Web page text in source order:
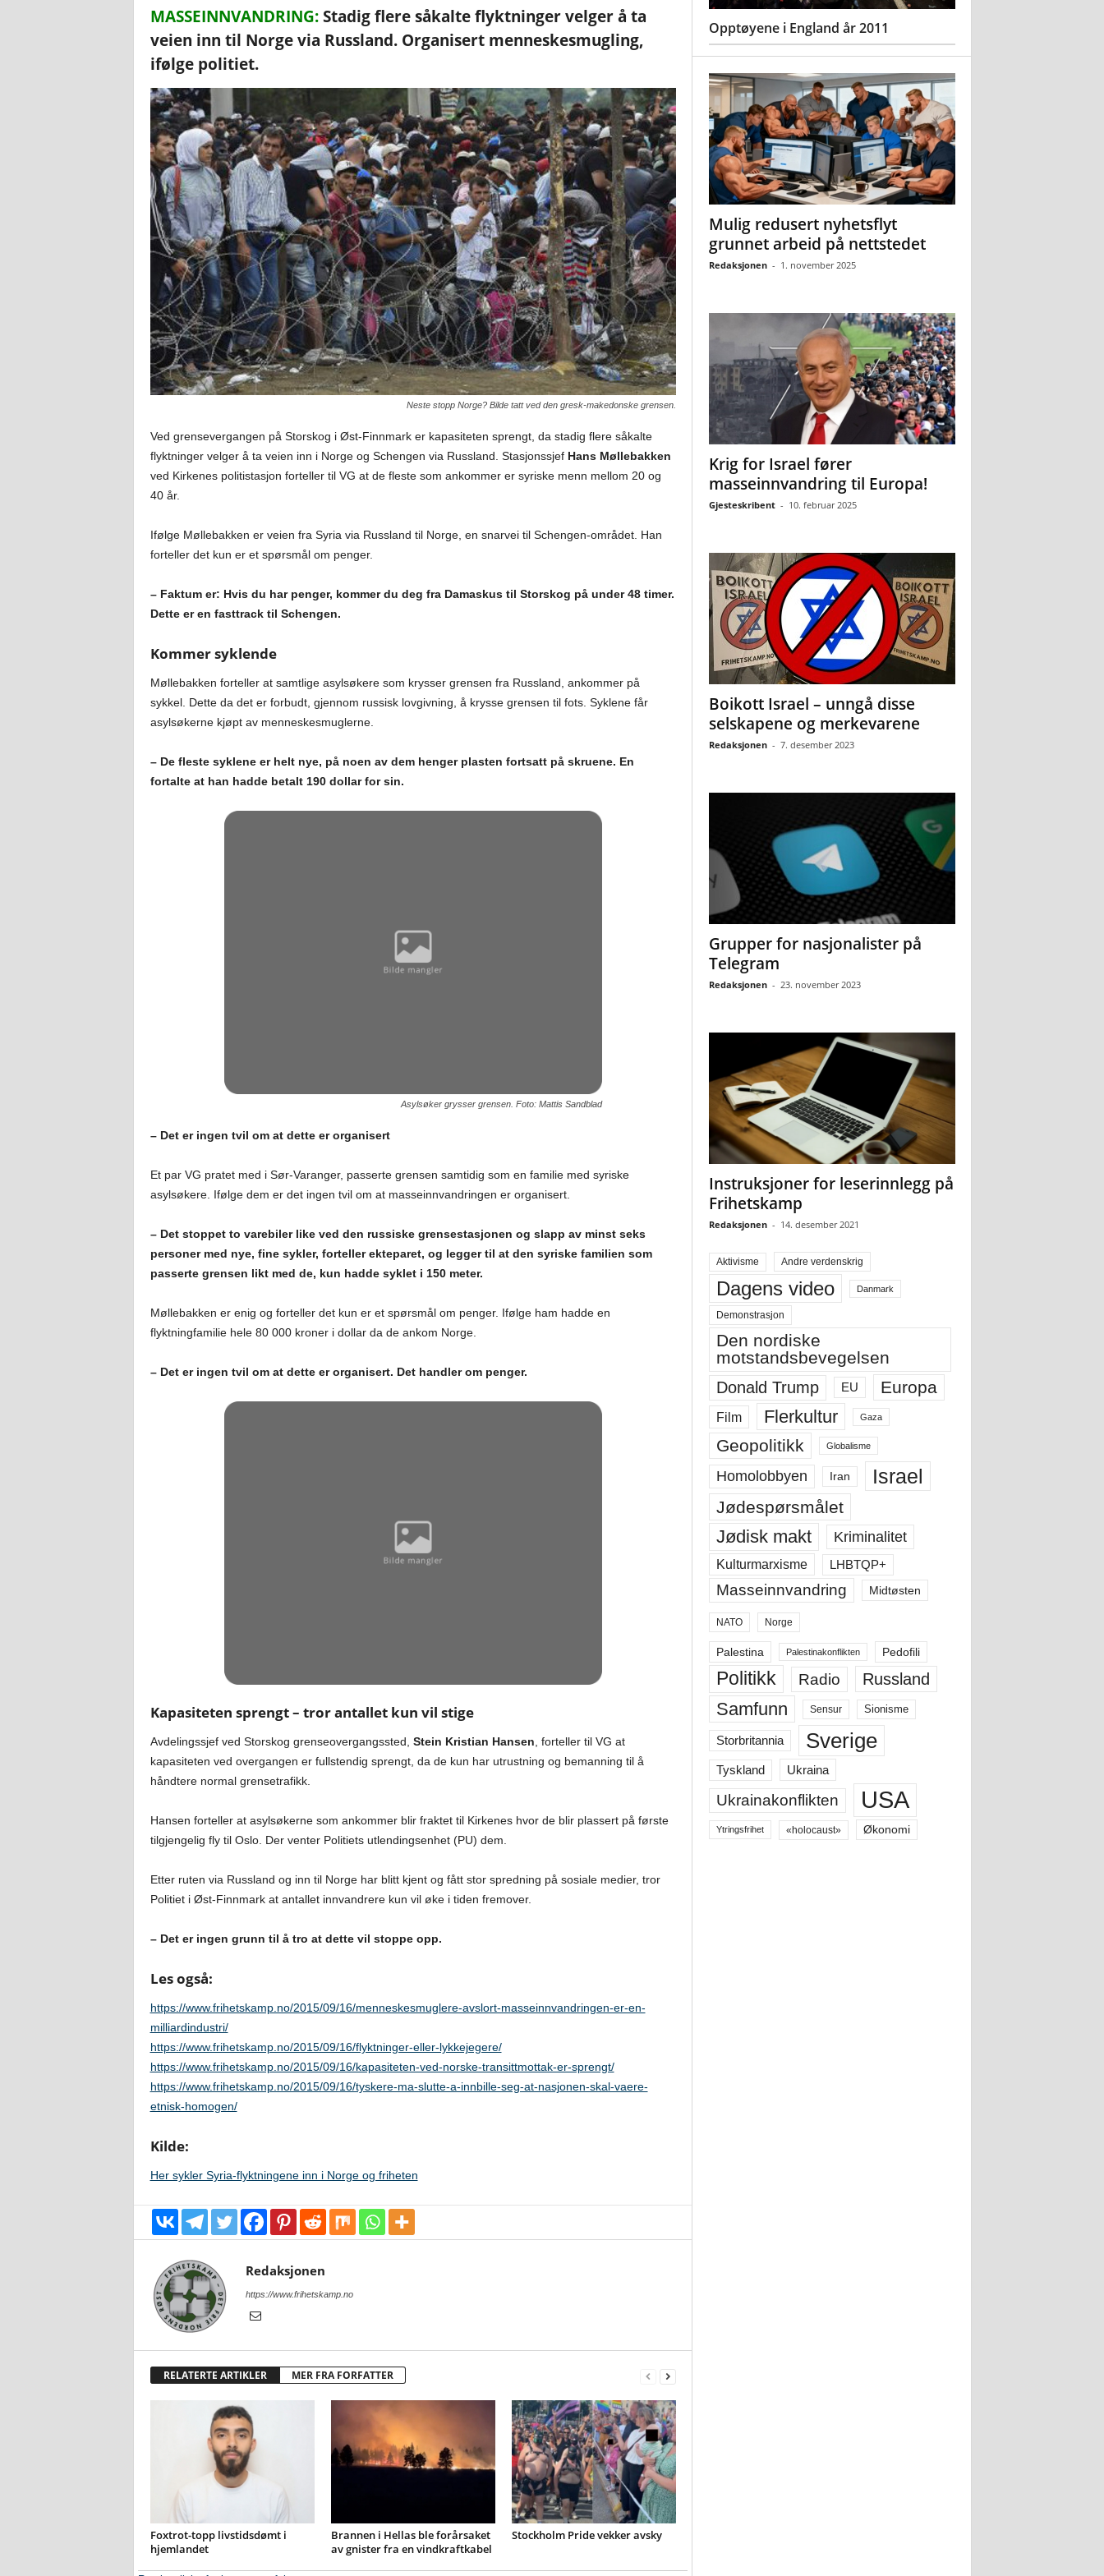
MASSEINNVANDRING:Stadig flere såkalte flyktninger velger å ta
veien inn til Norge via Russland. Organisert menneskesmugling,
ifølge politiet.
Neste stopp Norge? Bilde tatt ved den gresk-makedonske grensen.
Ved grensevergangen på Storskog i Øst-Finnmark er kapasiteten sprengt, da stadig flere såkalte
flyktninger velger å ta veien inn i Norge og Schengen via Russland. Stasjonssjef Hans Møllebakken
ved Kirkenes politistasjon forteller til VG at de fleste som ankommer er syriske menn mellom 20 og
40 år.
Ifølge Møllebakken er veien fra Syria via Russland til Norge, en snarvei til Schengen-området. Han
forteller det kun er et spørsmål om penger.
– Faktum er: Hvis du har penger, kommer du deg fra Damaskus til Storskog på under 48 timer.
Dette er en fasttrack til Schengen.
Kommer syklende
Møllebakken forteller at samtlige asylsøkere som krysser grensen fra Russland, ankommer på
sykkel. Dette da det er forbudt, gjennom russisk lovgivning, å krysse grensen til fots. Syklene får
asylsøkerne kjøpt av menneskesmuglerne.
– De fleste syklene er helt nye, på noen av dem henger plasten fortsatt på skruene. En
fortalte at han hadde betalt 190 dollar for sin.
Asylsøker grysser grensen. Foto: Mattis Sandblad
– Det er ingen tvil om at dette er organisert
Et par VG pratet med i Sør-Varanger, passerte grensen samtidig som en familie med syriske
asylsøkere. Ifølge dem er det ingen tvil om at masseinnvandringen er organisert.
– Det stoppet to varebiler like ved den russiske grensestasjonen og slapp av minst seks
personer med nye, fine sykler, forteller ekteparet, og legger til at den syriske familien som
passerte grensen likt med de, kun hadde syklet i 150 meter.
Møllebakken er enig og forteller det kun er et spørsmål om penger. Ifølge ham hadde en
flyktningfamilie hele 80 000 kroner i dollar da de ankom Norge.
– Det er ingen tvil om at dette er organisert. Det handler om penger.
Kapasiteten sprengt – tror antallet kun vil stige
Avdelingssjef ved Storskog grenseovergangssted, Stein Kristian Hansen , forteller til VG at
kapasiteten ved overgangen er fullstendig sprengt, da de kun har utrustning og bemanning til å
håndtere normal grensetrafikk.
Hansen forteller at asylsøkerne som ankommer blir fraktet til Kirkenes hvor de blir plassert på første
tilgjengelig fly til Oslo. Der venter Politiets utlendingsenhet (PU) dem.
Etter ruten via Russland og inn til Norge har blitt kjent og fått stor spredning på sosiale medier, tror
Politiet i Øst-Finnmark at antallet innvandrere kun vil øke i tiden fremover.
– Det er ingen grunn til å tro at dette vil stoppe opp.
Les også:
https://www.frihetskamp.no/2015/09/16/menneskesmuglere-avslort-masseinnvandringen-er-en-
milliardindustri/
https://www.frihetskamp.no/2015/09/16/flyktninger-eller-lykkejegere/
https://www.frihetskamp.no/2015/09/16/kapasiteten-ved-norske-transittmottak-er-sprengt/
https://www.frihetskamp.no/2015/09/16/tyskere-ma-slutte-a-innbille-seg-at-nasjonen-skal-vaere-
etnisk-homogen/
Kilde:
Her sykler Syria-flyktningene inn i Norge og friheten
Redaksjonen
https://www.frihetskamp.no
RELATERTE ARTIKLER MER FRA FORFATTER
Foxtrot-topp livstidsdømt i
hjemlandet
Brannen i Hellas ble forårsaket
av gnister fra en vindkraftkabel
Stockholm Pride vekker avsky
Opptøyene i England år 2011
Mulig redusert nyhetsflyt
grunnet arbeid på nettstedet
Redaksjonen - 1. november 2025
Krig for Israel fører
masseinnvandring til Europa!
Gjesteskribent - 10. februar 2025
Boikott Israel – unngå disse
selskapene og merkevarene
Redaksjonen - 7. desember 2023
Grupper for nasjonalister på
Telegram
Redaksjonen - 23. november 2023
Instruksjoner for leserinnlegg på
Frihetskamp
Redaksjonen - 14. desember 2021
Aktivisme Andre verdenskrig
Dagens video Danmark
Demonstrasjon
Den nordiske
motstandsbevegelsen
Donald Trump EU Europa
Film Flerkultur Gaza
Geopolitikk Globalisme
Homolobbyen Iran Israel
Jødespørsmålet
Jødisk makt Kriminalitet
Kulturmarxisme LHBTQP+
Masseinnvandring Midtøsten
NATO Norge
Palestina Palestinakonflikten Pedofili
Politikk Radio Russland
Samfunn Sensur Sionisme
Storbritannia Sverige
Tyskland Ukraina
Ukrainakonflikten USA
Ytringsfrihet «holocaust» Økonomi